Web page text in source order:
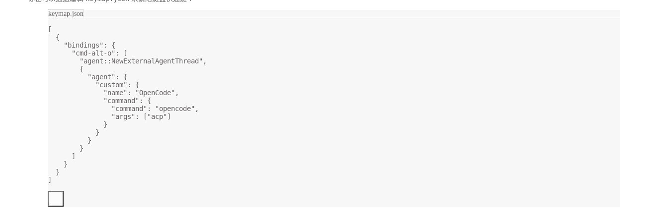
keymap.json
[
{
"bindings" : {
"cmd-alt-o" : [
"agent::NewExternalAgentThread" ,
{
"agent" : {
"custom" : {
"name" : "OpenCode" ,
"command" : {
"command" : "opencode" ,
"args" : [ "acp" ]
}
}
}
}
]
}
}
]